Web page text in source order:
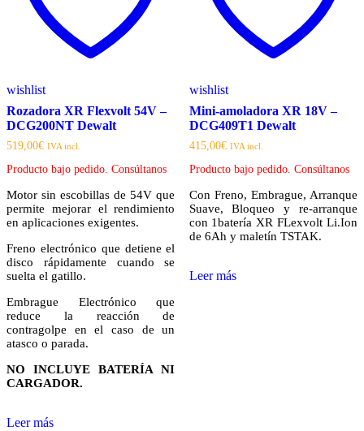
wishlist
Rozadora XR Flexvolt 54V –
DCG200NT Dewalt
519,00€ IVA incl.
Producto bajo pedido. Consúltanos
Motor sin escobillas de 54V que
permite mejorar el rendimiento
en aplicaciones exigentes.
Freno electrónico que detiene el
disco rápidamente cuando se
suelta el gatillo.
Embrague Electrónico que
reduce la reacción de
contragolpe en el caso de un
atasco o parada.
NO INCLUYE BATERÍA NI
CARGADOR.
Leer más
wishlist
Mini-amoladora XR 18V –
DCG409T1 Dewalt
415,00€ IVA incl.
Producto bajo pedido. Consúltanos
Con Freno, Embrague, Arranque
Suave, Bloqueo y re-arranque
con 1batería XR FLexvolt Li.Ion
de 6Ah y maletín TSTAK.
Leer más